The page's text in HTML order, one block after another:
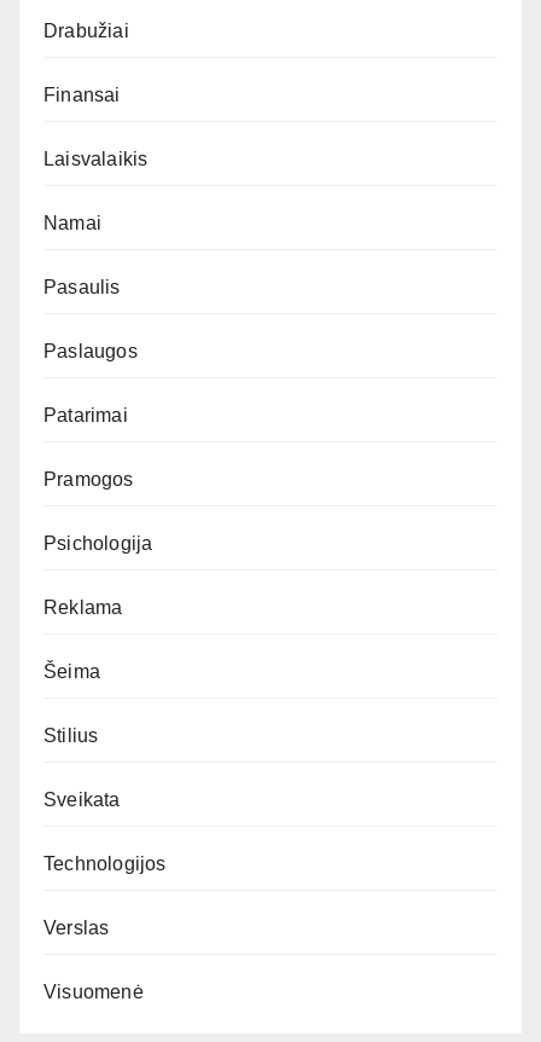
Drabužiai
Finansai
Laisvalaikis
Namai
Pasaulis
Paslaugos
Patarimai
Pramogos
Psichologija
Reklama
Šeima
Stilius
Sveikata
Technologijos
Verslas
Visuomenė